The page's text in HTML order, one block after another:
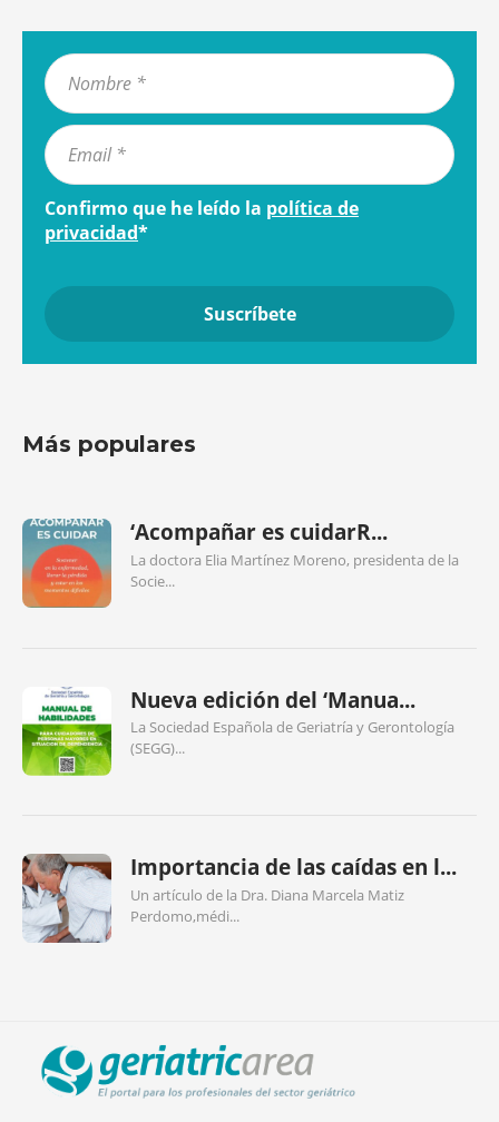
Confirmo que he leído la política de
privacidad*
Más populares
‘Acompañar es cuidarR...
La doctora Elia Martínez Moreno, presidenta de la
Socie...
Nueva edición del ‘Manua...
La Sociedad Española de Geriatría y Gerontología
(SEGG)...
Importancia de las caídas en l...
Un artículo de la Dra. Diana Marcela Matiz
Perdomo,médi...